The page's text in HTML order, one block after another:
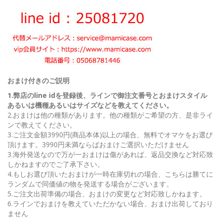
おまけ付きのご説明
1.弊店のline idを登録後、ラインで御注文番号とおまけスタイル
あるいは機種あるいはサイズなどを教えてください。
2.おまけは他の種類があります。他の種類がご希望の方、是非ライ
ンで教えてください。
3.ご注文金額3990円(商品本体)以上の場合、無料でオマケをお選び
頂けます。3990円未満ならばおまけご選択いただけません
3.海外発送なので万が一おまけは傷があれば、返品交換など対応致
しかねますのでご了承下さい。
4.もしお選び頂いたおまけが一時在庫切れの場合、こちらは勝てに
ランダムで同価値の物を発送する場合がございます。
5.ご注文出荷準備の場合、おまけの変更など対応致しかねます。
6.ラインでおまけを教えていただかない場合、おまけ出荷しており
ません